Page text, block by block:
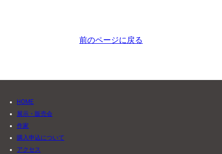
前のページに戻る
HOME
展示・販売会
作家
購入申込について
アクセス